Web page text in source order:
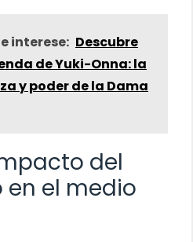
interese: Descubre
de Yuki-Onna: la
y poder de la Dama
del
el medio